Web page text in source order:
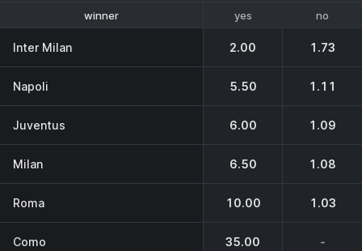
winner 1-4 place
yes no
Inter Milan 2.00 1.73
Napoli 5.50 1.11
Juventus 6.00 1.09
Milan 6.50 1.08
Roma 10.00 1.03
Como 35.00 -